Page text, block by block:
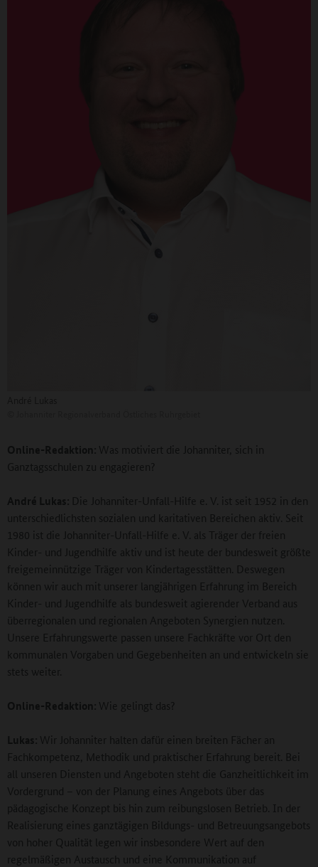
Online-Redaktion: Was motiviert die Johanniter, sich in
Ganztagsschulen zu engagieren?
André Lukas: Die Johanniter-Unfall-Hilfe e. V. ist seit 1952 in den
unterschiedlichsten sozialen und karitativen Bereichen aktiv. Seit
1980 ist die Johanniter-Unfall-Hilfe e. V. als Träger der freien
Kinder- und Jugendhilfe aktiv und ist heute der bundesweit größte
freigemeinnützige Träger von Kindertagesstätten. Deswegen
können wir auch mit unserer langjährigen Erfahrung im Bereich
Kinder- und Jugendhilfe als bundesweit agierender Verband aus
überregionalen und regionalen Angeboten Synergien nutzen.
Unsere Erfahrungswerte passen unsere Fachkräfte vor Ort den
kommunalen Vorgaben und Gegebenheiten an und entwickeln sie
stets weiter.
Online-Redaktion: Wie gelingt das?
Lukas: Wir Johanniter halten dafür einen breiten Fächer an
Fachkompetenz, Methodik und praktischer Erfahrung bereit. Bei
all unseren Diensten und Angeboten steht die Ganzheitlichkeit im
Vordergrund – von der Planung eines Angebots über das
pädagogische Konzept bis hin zum reibungslosen Betrieb. In der
Realisierung eines ganztägigen Bildungs- und Betreuungsangebots
von hoher Qualität legen wir insbesondere Wert auf den
regelmäßigen Austausch und eine Kommunikation auf